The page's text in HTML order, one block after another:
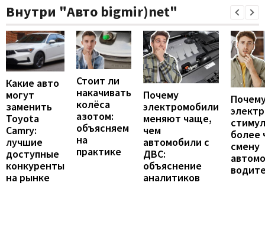
Внутри "Авто bigmir)net"
Какие авто
могут
заменить
Toyota
Camry:
лучшие
доступные
конкуренты
на рынке
Стоит ли
накачивать
колёса
азотом:
объясняем
на
практике
Почему
электромобили
меняют чаще,
чем
автомобили с
ДВС:
объяснение
аналитиков
более
смену